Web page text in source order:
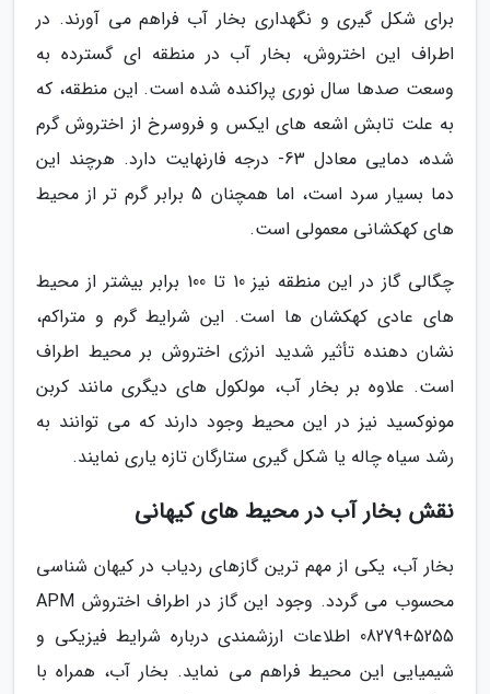
برای شکل گیری و نگهداری بخار آب فراهم می آورند. در
اطراف این اختروش، بخار آب در منطقه ای گسترده به
وسعت صدها سال نوری پراکنده شده است. این منطقه، که
به علت تابش اشعه های ایکس و فروسرخ از اختروش گرم
شده، دمایی معادل 63- درجه فارنهایت دارد. هرچند این
دما بسیار سرد است، اما همچنان 5 برابر گرم تر از محیط
های کهکشانی معمولی است.
چگالی گاز در این منطقه نیز 10 تا 100 برابر بیشتر از محیط
های عادی کهکشان ها است. این شرایط گرم و متراکم،
نشان دهنده تأثیر شدید انرژی اختروش بر محیط اطراف
است. علاوه بر بخار آب، مولکول های دیگری مانند کربن
مونوکسید نیز در این محیط وجود دارند که می توانند به
رشد سیاه چاله یا شکل گیری ستارگان تازه یاری نمایند.
نقش بخار آب در محیط های کیهانی
بخار آب، یکی از مهم ترین گازهای ردیاب در کیهان شناسی
محسوب می گردد. وجود این گاز در اطراف اختروش APM
08279+5255 اطلاعات ارزشمندی درباره شرایط فیزیکی و
شیمیایی این محیط فراهم می نماید. بخار آب، همراه با